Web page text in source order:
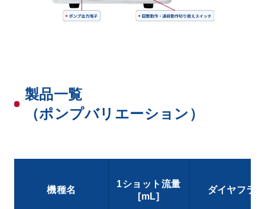
製品一覧
（ポンプバリエーション）
機種名
1ショット流量
[mL]
ダイヤフラ